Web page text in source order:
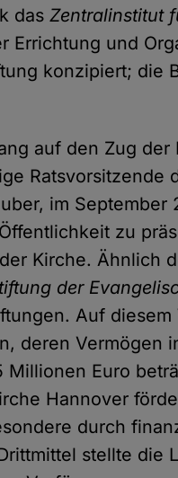
dasZentralinstitut
Errichtung und
konzipiert; die
auf den Zug
Ratsvorsitzende
im September
zu
Kirche. Ähnlich
der
Auf diesem
deren Vermögen
Euro
Hannover
durch
stellte die